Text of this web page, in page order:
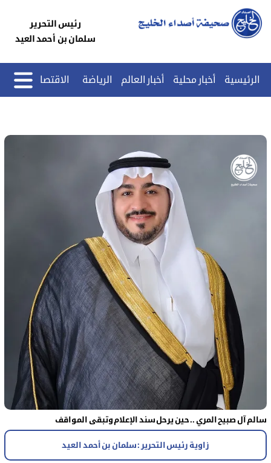
رئيس التحرير
سلمان بن أحمد العيد
الرئيسية أخبار محلية أخبار العالم الرياضة الاقتصاد
سالم آل صبيح المري .. حين يرحل سند الإعلام وتبقى المواقف
زاوية رئيس التحرير : سلمان بن أحمد العيد